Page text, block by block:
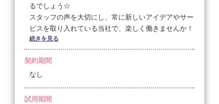
るでしょう☆
スタッフの声を大切にし、常に新しいアイデアやサー
ビスを取り入れている当社で、楽しく働きませんか！
【こだわりと自慢】
当社はリラクゼーションとアイラッシュの2つの柱で
多店舗展開している、勢いある企業です☆
て空間…心からのサービスを提供し、お客様に実感し
続きを見る
契約期間
なし
試用期間